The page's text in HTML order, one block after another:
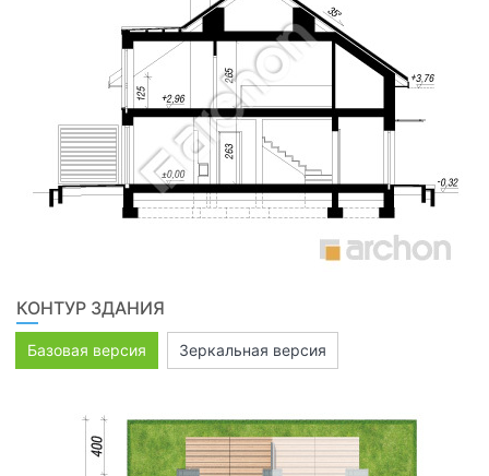
КОНТУР ЗДАНИЯ
Базовая версия Зеркальная версия